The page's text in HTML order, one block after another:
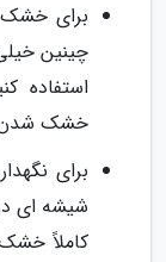
برای
چینین
استفاده
خشک شدن
برای
شیشه ای
کاملاً